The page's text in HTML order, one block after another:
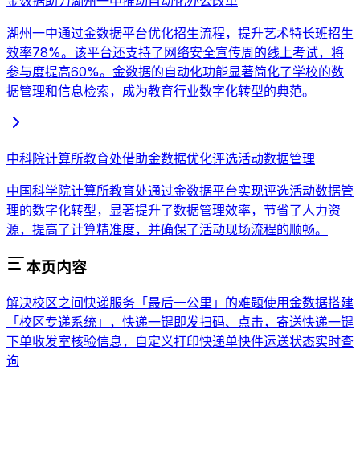
湖州一中通过金数据平台优化招生流程，提升艺术特长班招生
效率78%。该平台还支持了网络安全宣传周的线上考试，将
参与度提高60%。金数据的自动化功能显著简化了学校的数
据管理和信息检索，成为教育行业数字化转型的典范。
中科院计算所教育处借助金数据优化评选活动数据管理
中国科学院计算所教育处通过金数据平台实现评选活动数据管
理的数字化转型，显著提升了数据管理效率，节省了人力资
源，提高了计算精准度，并确保了活动现场流程的顺畅。
本页内容
解决校区之间快递服务「最后一公里」的难题使用金数据搭建
「校区专递系统」，快递一键即发扫码、点击，寄送快递一键
下单收发室核验信息，自定义打印快递单快件运送状态实时查
询